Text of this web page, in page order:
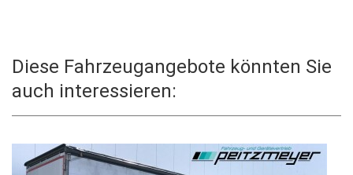
Diese Fahrzeugangebote könnten Sie
auch interessieren: